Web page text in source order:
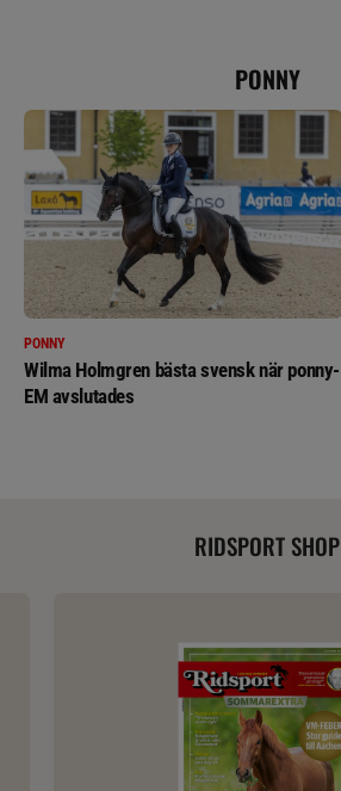
PONNY
PONNY
Wilma Holmgren bästa svensk när ponny-
EM avslutades
RIDSPORT SHOP